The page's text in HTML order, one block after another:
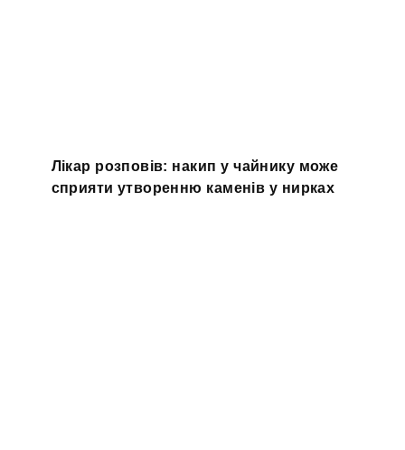
Лікар розповів: накип у чайнику може
сприяти утворенню каменів у нирках